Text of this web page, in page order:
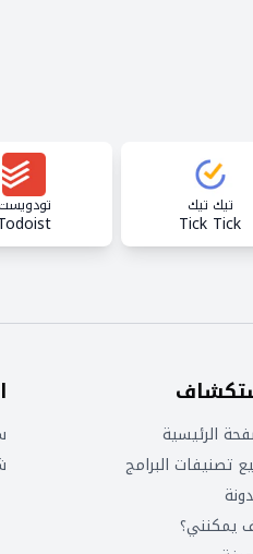
تيك تيك
Tick Tick
تودويست
الرئيسية
تصنيفات البرامج
يمكنني؟